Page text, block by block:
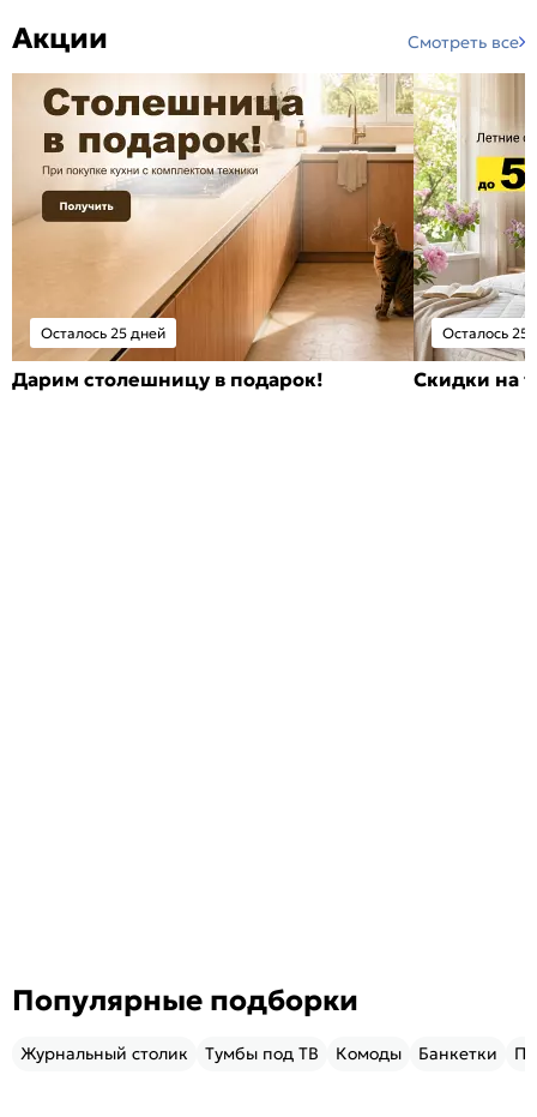
Акции Смотреть все
Осталось 25 дней
Дарим столешницу в подарок!
Осталось 25
Скидки на
Популярные подборки
Журнальный столик Тумбы под ТВ Комоды Банкетки